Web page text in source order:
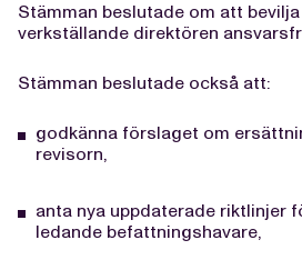
Stämman beslutade om att
verkställande direktören
Stämman beslutade också att:
godkänna förslaget om
revisorn,
anta nya uppdaterade riktlinjer
ledande befattningshavare,